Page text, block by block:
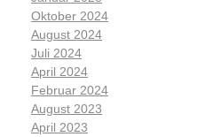
Oktober 2024
August 2024
Juli 2024
April 2024
Februar 2024
August 2023
April 2023